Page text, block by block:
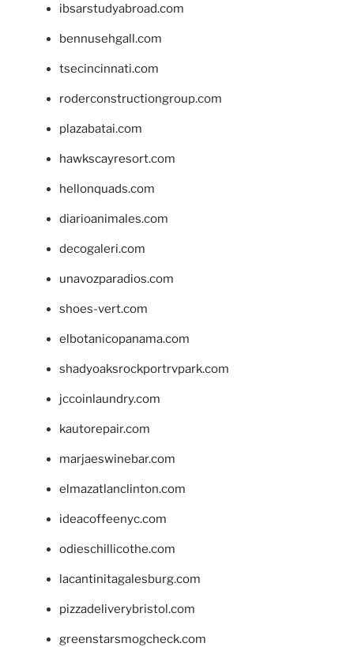
ibsarstudyabroad.com
bennusehgall.com
tsecincinnati.com
roderconstructiongroup.com
plazabatai.com
hawkscayresort.com
hellonquads.com
diarioanimales.com
decogaleri.com
unavozparadios.com
shoes-vert.com
elbotanicopanama.com
shadyoaksrockportrvpark.com
jccoinlaundry.com
kautorepair.com
marjaeswinebar.com
elmazatlanclinton.com
ideacoffeenyc.com
odieschillicothe.com
lacantinitagalesburg.com
pizzadeliverybristol.com
greenstarsmogcheck.com